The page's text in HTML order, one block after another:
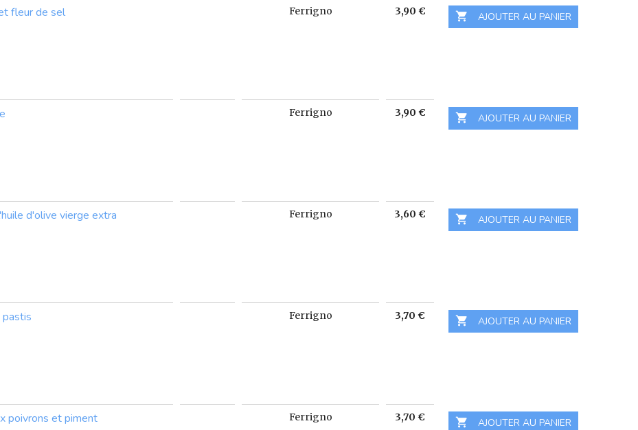
fleur de sel Ferrigno Prix
3,90 €  AJOUTER AU PANIER
Ferrigno Prix
3,90 €  AJOUTER AU PANIER
d'olive vierge extra Ferrigno Prix
3,60 €  AJOUTER AU PANIER
pastis Ferrigno Prix
3,70 €  AJOUTER AU PANIER
poivrons et piment Ferrigno Prix
3,70 €  AJOUTER AU PANIER